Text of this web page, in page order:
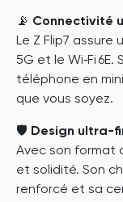
📡 Connectivité
Le Z Flip7
5G et le Wi‑Fi
téléphone en
que vous soyez.
🛡️ Design ultra-
Avec son format
et solidité. Son
renforcé et sa